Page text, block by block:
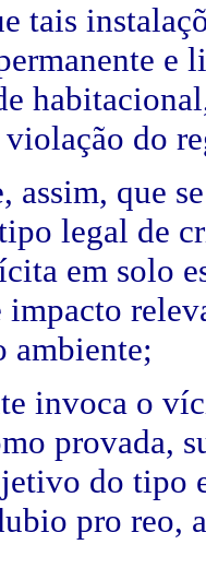
tais
e
do
assim, que
legal de
em solo
impacto
ambiente;
invoca o
provada,
do tipo
pro reo,